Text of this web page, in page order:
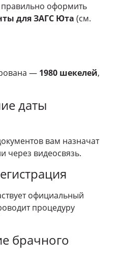
оформить
для ЗАГС Юта (см.
— 1980 шекелей,
даты
вам назначат
через видеосвязь.
официальный
процедуру
брачного